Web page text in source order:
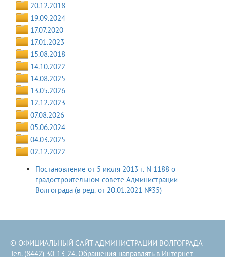
20.12.2018
19.09.2024
17.07.2020
17.01.2023
15.08.2018
14.10.2022
14.08.2025
13.05.2026
12.12.2023
07.08.2026
05.06.2024
04.03.2025
02.12.2022
Постановление от 5 июля 2013 г. N 1188 о
градостроительном совете Администрации
Волгограда (в ред. от 20.01.2021 №35)
© ОФИЦИАЛЬНЫЙ САЙТ АДМИНИСТРАЦИИ ВОЛГОГРАДА
Тел. (8442) 30-13-24. Обращения направлять в Интернет-